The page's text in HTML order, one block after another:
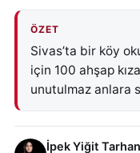
ÖZET
Sivas’ta bir köy
için 100 ahşap
unutulmaz anlara
İpek Yiğit Tarhan